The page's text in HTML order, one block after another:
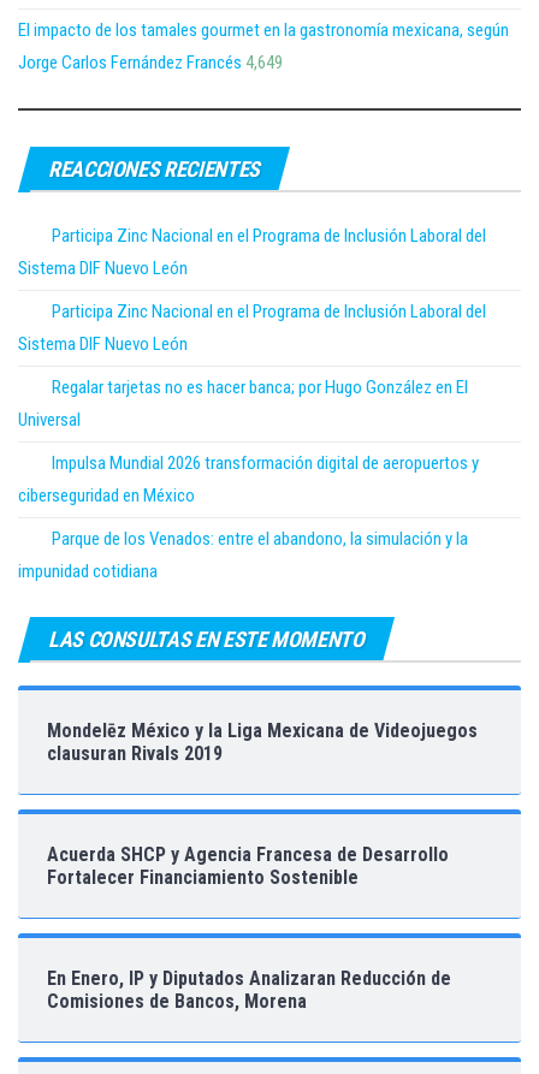
El impacto de los tamales gourmet en la gastronomía mexicana, según
Jorge Carlos Fernández Francés 4,649
REACCIONES RECIENTES
Participa Zinc Nacional en el Programa de Inclusión Laboral del
Sistema DIF Nuevo León
Participa Zinc Nacional en el Programa de Inclusión Laboral del
Sistema DIF Nuevo León
Regalar tarjetas no es hacer banca; por Hugo González en El
Universal
Impulsa Mundial 2026 transformación digital de aeropuertos y
ciberseguridad en México
Parque de los Venados: entre el abandono, la simulación y la
impunidad cotidiana
LAS CONSULTAS EN ESTE MOMENTO
Mondelēz México y la Liga Mexicana de Videojuegos
clausuran Rivals 2019
Acuerda SHCP y Agencia Francesa de Desarrollo
Fortalecer Financiamiento Sostenible
En Enero, IP y Diputados Analizaran Reducción de
Comisiones de Bancos, Morena